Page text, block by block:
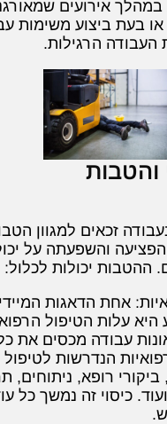
אירועים
או בעת ביצוע משימות
העבודה הרגילות.
והטבות
זכאים למגוון
והשפעתה על
יכולות לכלול:
אחת הדאגות
היא עלות הטיפול
עבודה מכסים את
הנדרשות
ביקורי רופא, ניתוחים,
כיסוי זה נמשך כל